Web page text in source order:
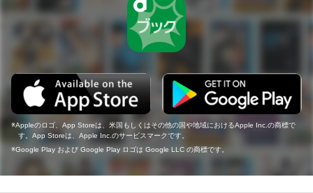
Appleのロゴ、App Storeは、米国もしくはその他の国や地域におけるApple Inc.の商標で
す。App Storeは、Apple Inc.のサービスマークです。
Google Play および Google Play ロゴは Google LLC の商標です。